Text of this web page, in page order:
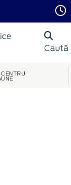
Caută
CENTRU